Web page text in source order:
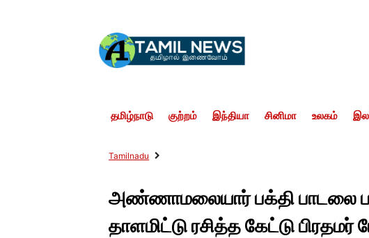
தமிழ்நாடு குற்றம் இந்தியா சினிமா உலகம்
Tamilnadu
அண்ணாமலையார் பக்தி பாடலை
தாளமிட்டு ரசித்த கேட்டு